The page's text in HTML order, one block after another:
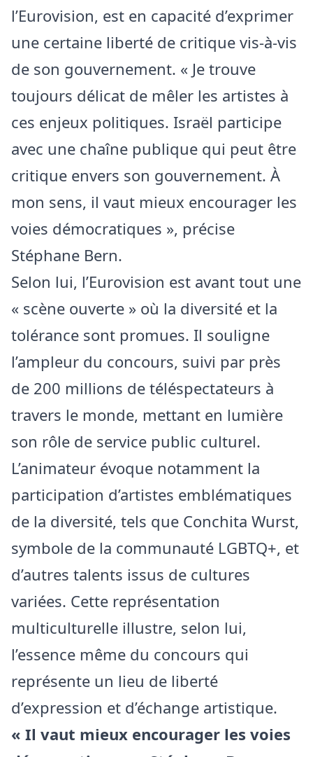
l’Eurovision, est en capacité d’exprimer
une certaine liberté de critique vis-à-vis
de son gouvernement. « Je trouve
toujours délicat de mêler les artistes à
ces enjeux politiques. Israël participe
avec une chaîne publique qui peut être
critique envers son gouvernement. À
mon sens, il vaut mieux encourager les
voies démocratiques », précise
Stéphane Bern.
Selon lui, l’Eurovision est avant tout une
« scène ouverte » où la diversité et la
tolérance sont promues. Il souligne
l’ampleur du concours, suivi par près
de 200 millions de téléspectateurs à
travers le monde, mettant en lumière
son rôle de service public culturel.
L’animateur évoque notamment la
participation d’artistes emblématiques
de la diversité, tels que Conchita Wurst,
symbole de la communauté LGBTQ+, et
d’autres talents issus de cultures
variées. Cette représentation
multiculturelle illustre, selon lui,
l’essence même du concours qui
représente un lieu de liberté
d’expression et d’échange artistique.
« Il vaut mieux encourager les voies